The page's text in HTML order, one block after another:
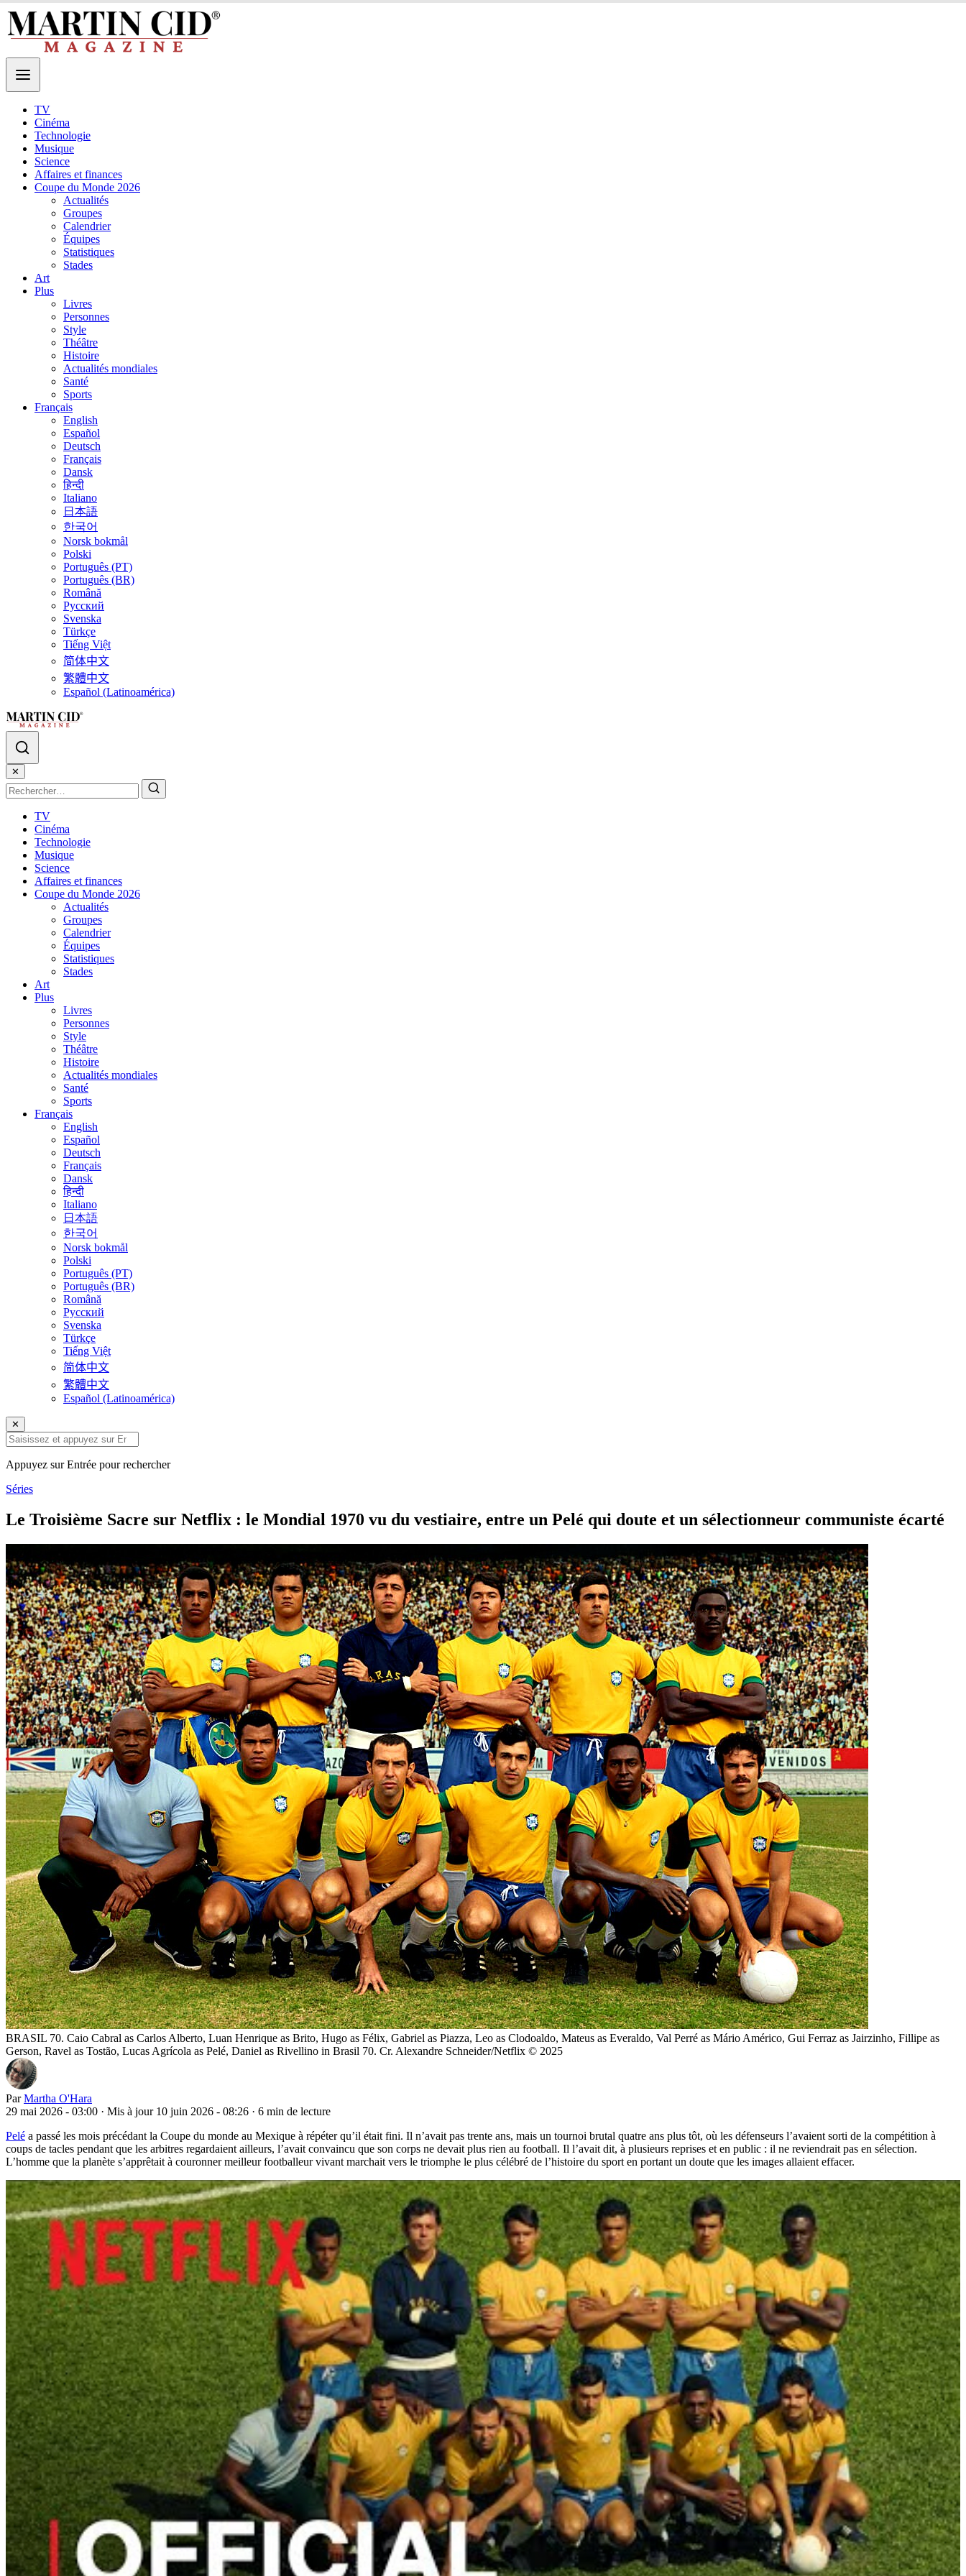
TV
Cinéma
Technologie
Musique
Science
Affaires et finances
Coupe du Monde 2026
Actualités
Groupes
Calendrier
Équipes
Statistiques
Stades
Art
Plus
Livres
Personnes
Style
Théâtre
Histoire
Actualités mondiales
Santé
Sports
Français
English
Español
Deutsch
Français
Dansk
हिन्दी
Italiano
日本語
한국어
Norsk bokmål
Polski
Português (PT)
Português (BR)
Română
Русский
Svenska
Türkçe
Tiếng Việt
简体中文
繁體中文
Español (Latinoamérica)
✕
TV
Cinéma
Technologie
Musique
Science
Affaires et finances
Coupe du Monde 2026
Actualités
Groupes
Calendrier
Équipes
Statistiques
Stades
Art
Plus
Livres
Personnes
Style
Théâtre
Histoire
Actualités mondiales
Santé
Sports
Français
English
Español
Deutsch
Français
Dansk
हिन्दी
Italiano
日本語
한국어
Norsk bokmål
Polski
Português (PT)
Português (BR)
Română
Русский
Svenska
Türkçe
Tiếng Việt
简体中文
繁體中文
Español (Latinoamérica)
✕
Appuyez sur Entrée pour rechercher
Séries
Le Troisième Sacre sur Netflix : le Mondial 1970 vu du vestiaire, entre un Pelé qui doute et un sélectionneur communiste écarté
BRASIL 70. Caio Cabral as Carlos Alberto, Luan Henrique as Brito, Hugo as Félix, Gabriel as Piazza, Leo as Clodoaldo, Mateus as Everaldo, Val Perré as Mário Américo, Gui Ferraz as Jairzinho, Fillipe as
Gerson, Ravel as Tostão, Lucas Agrícola as Pelé, Daniel as Rivellino in Brasil 70. Cr. Alexandre Schneider/Netflix © 2025
Par Martha O'Hara
29 mai 2026 - 03:00 · Mis à jour 10 juin 2026 - 08:26 · 6 min de lecture
Pelé a passé les mois précédant la Coupe du monde au Mexique à répéter qu’il était fini. Il n’avait pas trente ans, mais un tournoi brutal quatre ans plus tôt, où les défenseurs l’avaient sorti de la compétition à
coups de tacles pendant que les arbitres regardaient ailleurs, l’avait convaincu que son corps ne devait plus rien au football. Il l’avait dit, à plusieurs reprises et en public : il ne reviendrait pas en sélection.
L’homme que la planète s’apprêtait à couronner meilleur footballeur vivant marchait vers le triomphe le plus célébré de l’histoire du sport en portant un doute que les images allaient effacer.